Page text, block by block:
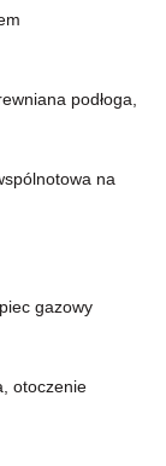
podłoga,
na
gazowy
otoczenie